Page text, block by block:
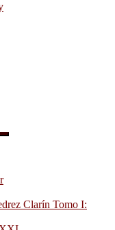
Buscar
Clarín Tomo I: